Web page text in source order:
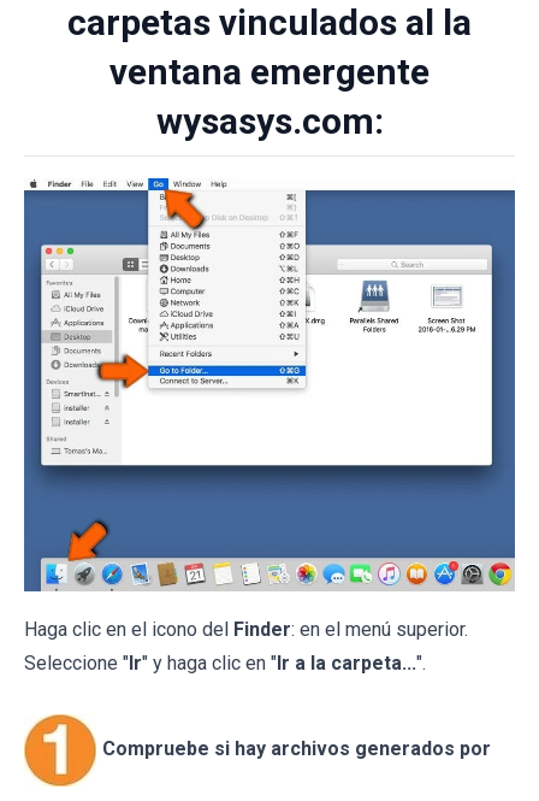
carpetas vinculados al la
ventana emergente
wysasys.com:
Haga clic en el icono del Finder: en el menú superior.
Seleccione "Ir" y haga clic en "Ir a la carpeta...".
Compruebe si hay archivos generados por